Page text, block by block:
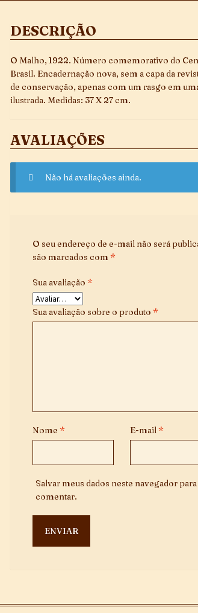
quantidade
DESCRIÇÃO
O Malho, 1922. Número comemorativo do
Brasil. Encadernação nova, sem a capa da
de conservação, apenas com um rasgo em
ilustrada. Medidas: 37 X 27 cm.
AVALIAÇÕES
Não há avaliações ainda.
O seu endereço de e-mail não será
são marcados com *
Sua avaliação *
Sua avaliação sobre o produto *
Nome * E-mail*
Salvar meus dados neste navegador
comentar.